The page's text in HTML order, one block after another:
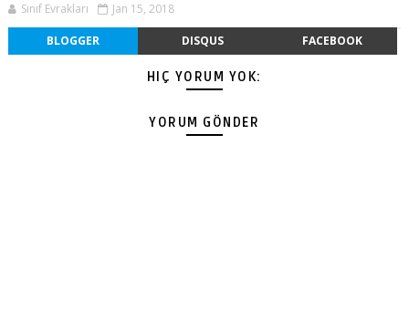
Sınıf Evrakları Jan 15, 2018
BLOGGER DISQUS FACEBOOK
HIÇ YORUM YOK:
YORUM GÖNDER